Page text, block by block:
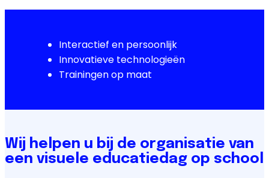
Interactief en persoonlijk
Innovatieve technologieën
Trainingen op maat
Wij helpen u bij de organisatie van
een visuele educatiedag op school